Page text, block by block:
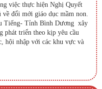
việc thực hiện Nghị Quyết
về đổi mới giáo dục mầm non.
Tiếng- Tỉnh Bình Dương xây
phát triển theo kịp yêu cầu
hội nhập với các khu vực và